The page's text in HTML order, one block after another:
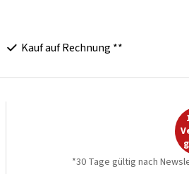
Kauf auf Rechnung **
*30 Tage gültig nach